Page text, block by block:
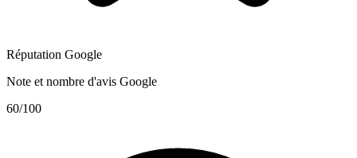
Réputation Google
Note et nombre d'avis Google
60/100